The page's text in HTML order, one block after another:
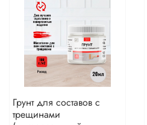
Грунт для составов с
трещинами